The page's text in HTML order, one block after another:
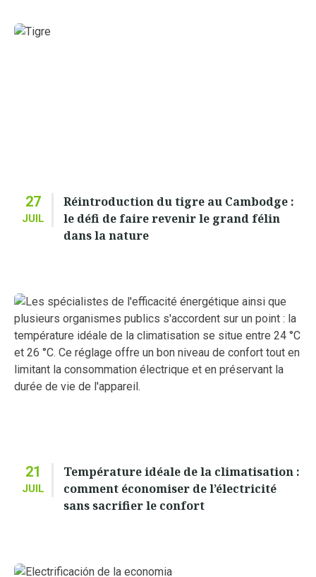
27
JUIL
Réintroduction du tigre au Cambodge :
le défi de faire revenir le grand félin
dans la nature
21
JUIL
Température idéale de la climatisation :
comment économiser de l’électricité
sans sacrifier le confort